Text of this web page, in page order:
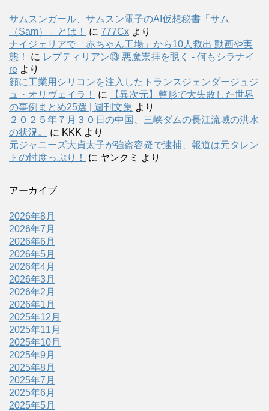
サムスンガール、サムスン電子のAI仮想秘書「サム
（Sam）」とは！
に 777Cx より
ナイジェリアで「赤ちゃん工場」から10人救出 動画や実
態！
に レプティリアン⑬ 悪魔崇拝を覗く - 何もシラナイ
re より
顔に工業用シリコンを注入したトランスジェンダージュジ
ュ・オリヴェイラ！
に
【異次元】整形で大失敗した世界
の事例まとめ25選 | 週刊文集 より
２０２５年７月３０日の中国、三峡ダムの長江流域の洪水
の状況。
に KKK より
元ジャニーズ大貞太子が強盗容疑で逮捕、報道は元タレン
トの忖度っぷり！
に ヤンクミ より
アーカイブ
2026年8月
2026年7月
2026年6月
2026年5月
2026年4月
2026年3月
2026年2月
2026年1月
2025年12月
2025年11月
2025年10月
2025年9月
2025年8月
2025年7月
2025年6月
2025年5月